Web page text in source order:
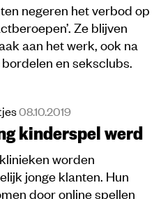
negeren het verbod op
Ze blijven
aan het werk, ook na
en seksclubs.
08.10.2019
kinderspel werd
worden
jonge klanten. Hun
door online spellen